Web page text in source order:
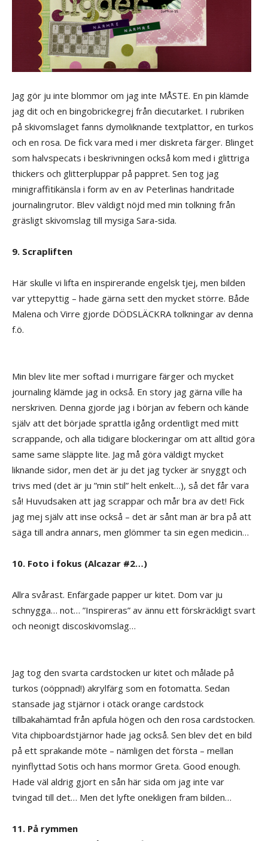
Jag gör ju inte blommor om jag inte MÅSTE. En pin klämde
jag dit och en bingobrickegrej från diecutarket. I rubriken
på skivomslaget fanns dymoliknande textplattor, en turkos
och en rosa. De fick vara med i mer diskreta färger. Blinget
som halvspecats i beskrivningen också kom med i glittriga
thickers och glitterpluppar på pappret. Sen tog jag
minigraffitikänsla i form av en av Peterlinas handritade
journalingrutor. Blev väldigt nöjd med min tolkning från
gräsligt skivomslag till mysiga Sara-sida.
9. Scrapliften
Här skulle vi lifta en inspirerande engelsk tjej, men bilden
var yttepyttig – hade gärna sett den mycket större. Både
Malena och Virre gjorde DÖDSLÄCKRA tolkningar av denna
f.ö.
Min blev lite mer softad i murrigare färger och mycket
journaling klämde jag in också. En story jag gärna ville ha
nerskriven. Denna gjorde jag i början av febern och kände
själv att det började sprattla igång ordentligt med mitt
scrappande, och alla tidigare blockeringar om att alltid göra
same same släppte lite. Jag må göra väldigt mycket
liknande sidor, men det är ju det jag tycker är snyggt och
trivs med (det är ju ”min stil” helt enkelt…), så det får vara
så! Huvudsaken att jag scrappar och mår bra av det! Fick
jag mej själv att inse också – det är sånt man är bra på att
säga till andra annars, men glömmer ta sin egen medicin…
10. Foto i fokus (Alcazar #2…)
Allra svårast. Enfärgade papper ur kitet. Dom var ju
schnygga… not… ”Inspireras” av ännu ett förskräckligt svart
och neonigt discoskivomslag…
Jag tog den svarta cardstocken ur kitet och målade på
turkos (oöppnad!) akrylfärg som en fotomatta. Sedan
stansade jag stjärnor i otäck orange cardstock
tillbakahämtad från apfula högen och den rosa cardstocken.
Vita chipboardstjärnor hade jag också. Sen blev det en bild
på ett sprakande möte – nämligen det första – mellan
nyinflyttad Sotis och hans mormor Greta. Good enough.
Hade väl aldrig gjort en sån här sida om jag inte var
tvingad till det… Men det lyfte onekligen fram bilden…
11. På rymmen